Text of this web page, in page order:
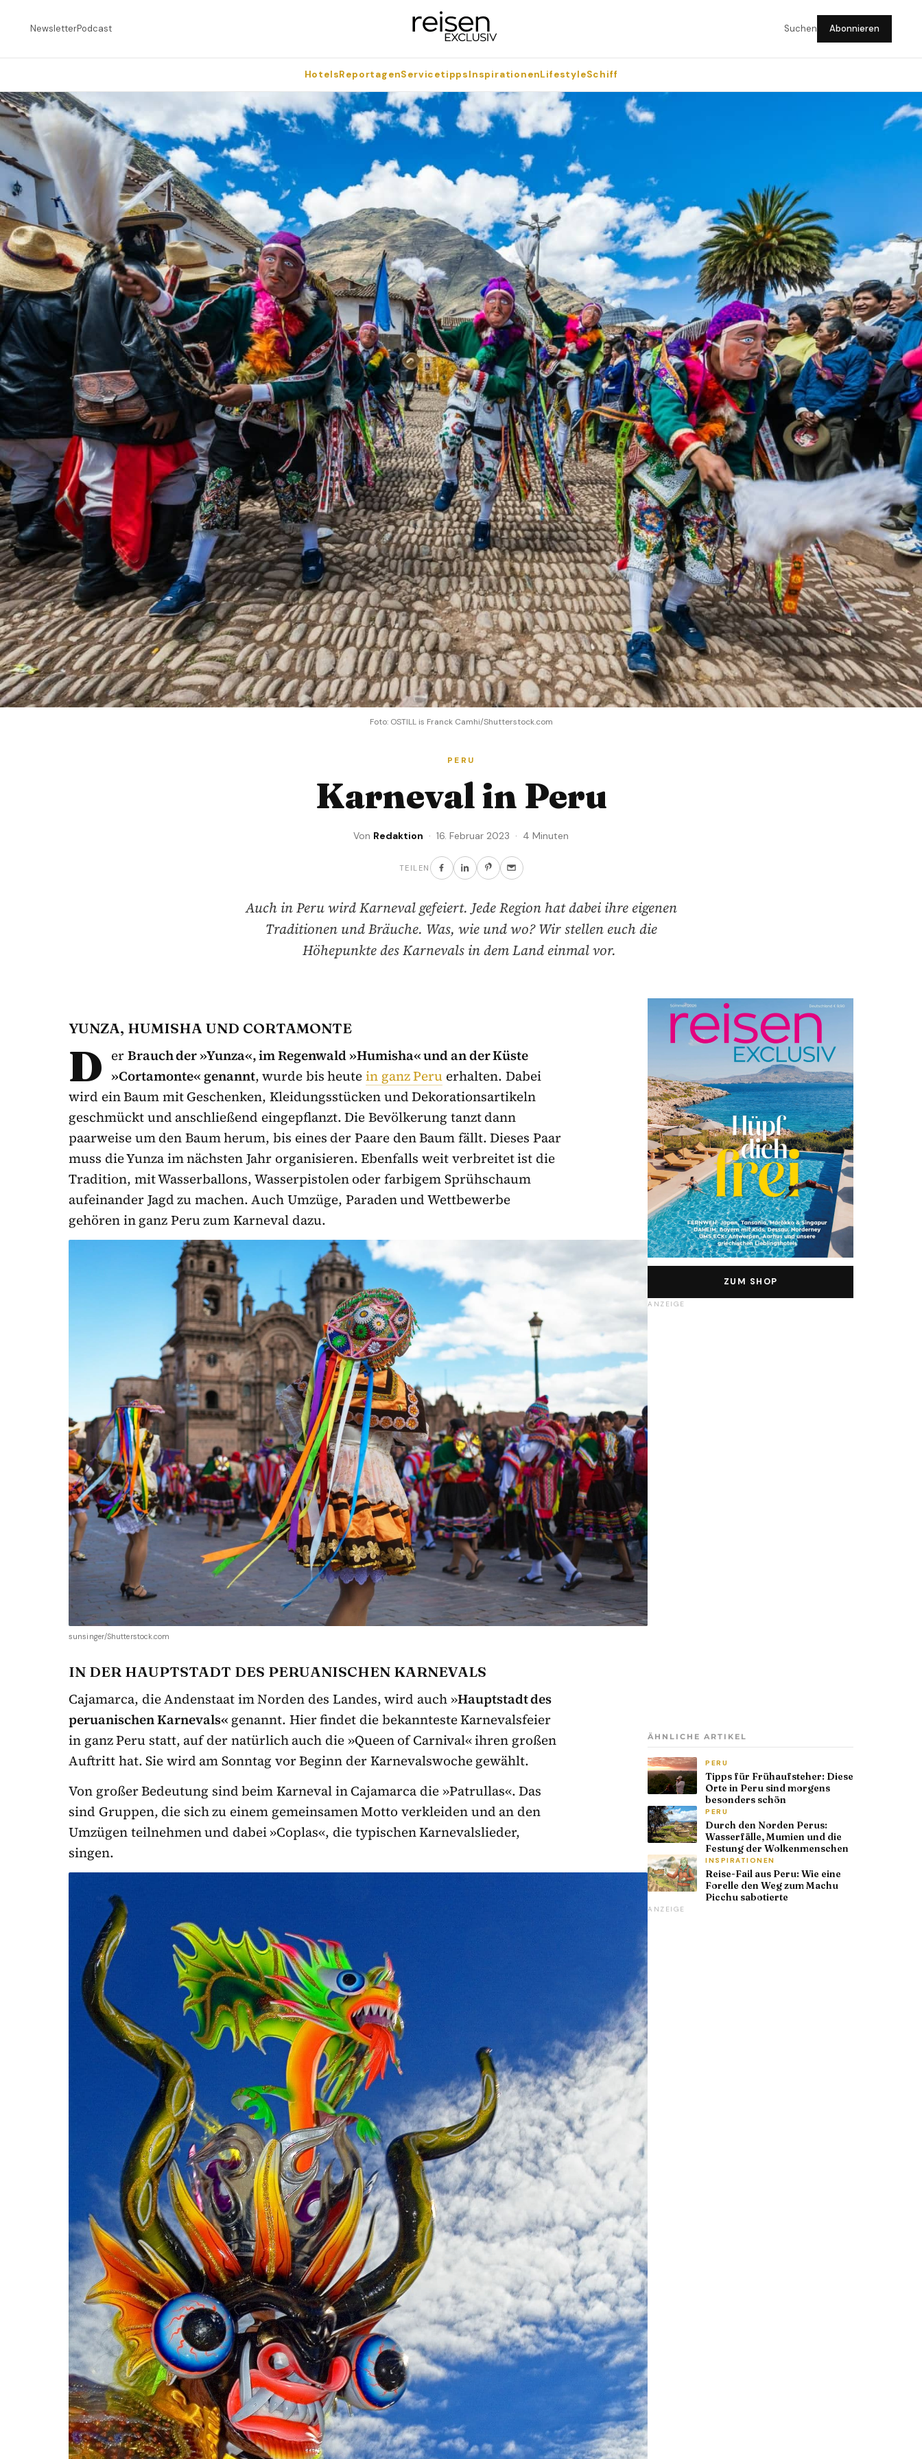
NewsletterPodcast Suchen Abonnieren
HotelsReportagenServicetippsInspirationenLifestyleSchiff
Foto: OSTILL is Franck Camhi/Shutterstock.com
PERU
Karneval in Peru
Von Redaktion · 16. Februar 2023 · 4 Minuten
TEILEN
Auch in Peru wird Karneval gefeiert. Jede Region hat dabei ihre eigenen
Traditionen und Bräuche. Was, wie und wo? Wir stellen euch die
Höhepunkte des Karnevals in dem Land einmal vor.
YUNZA, HUMISHA UND CORTAMONTE
D erBrauch der »Yunza«, im Regenwald »Humisha« und an der Küste
»Cortamonte« genannt, wurde bis heutein ganz Peru erhalten. Dabei
wird ein Baum mit Geschenken, Kleidungsstücken und Dekorationsartikeln
geschmückt und anschließend eingepflanzt. Die Bevölkerung tanzt dann
paarweise um den Baum herum, bis eines der Paare den Baum fällt. Dieses Paar
muss die Yunza im nächsten Jahr organisieren. Ebenfalls weit verbreitet ist die
Tradition, mit Wasserballons, Wasserpistolen oder farbigem Sprühschaum
aufeinander Jagd zu machen. Auch Umzüge, Paraden und Wettbewerbe
gehören in ganz Peru zum Karneval dazu.
sunsinger/Shutterstock.com
IN DER HAUPTSTADT DES PERUANISCHEN KARNEVALS
Cajamarca, die Andenstaat im Norden des Landes, wird auch »Hauptstadt des
peruanischen Karnevals« genannt. Hier findet die bekannteste Karnevalsfeier
in ganz Peru statt, auf der natürlich auch die »Queen of Carnival« ihren großen
Auftritt hat. Sie wird am Sonntag vor Beginn der Karnevalswoche gewählt.
Von großer Bedeutung sind beim Karneval in Cajamarca die »Patrullas«. Das
sind Gruppen, die sich zu einem gemeinsamen Motto verkleiden und an den
Umzügen teilnehmen und dabei »Coplas«, die typischen Karnevalslieder,
singen.
ZUM SHOP
ANZEIGE
ÄHNLICHE ARTIKEL
PERU
Tipps für Frühaufsteher: Diese
Orte in Peru sind morgens
besonders schön
PERU
Durch den Norden Perus:
Wasserfälle, Mumien und die
Festung der Wolkenmenschen
INSPIRATIONEN
Reise-Fail aus Peru: Wie eine
Forelle den Weg zum Machu
Picchu sabotierte
ANZEIGE